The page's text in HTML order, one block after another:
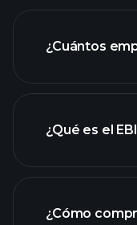
¿Cuántos
¿Qué es el
¿Cómo